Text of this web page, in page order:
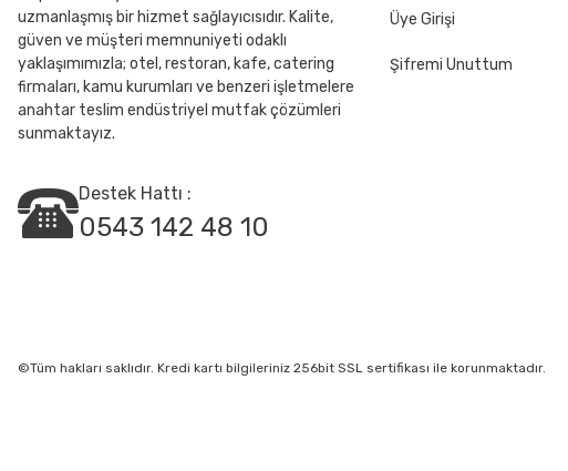
uzmanlaşmış bir hizmet sağlayıcısıdır. Kalite,
güven ve müşteri memnuniyeti odaklı
yaklaşımımızla; otel, restoran, kafe, catering
firmaları, kamu kurumları ve benzeri işletmelere
anahtar teslim endüstriyel mutfak çözümleri
sunmaktayız.
Destek Hattı :
0543 142 48 10
Üye Girişi
Şifremi Unuttum
©Tüm hakları saklıdır. Kredi kartı bilgileriniz 256bit SSL sertifikası ile korunmaktadır.